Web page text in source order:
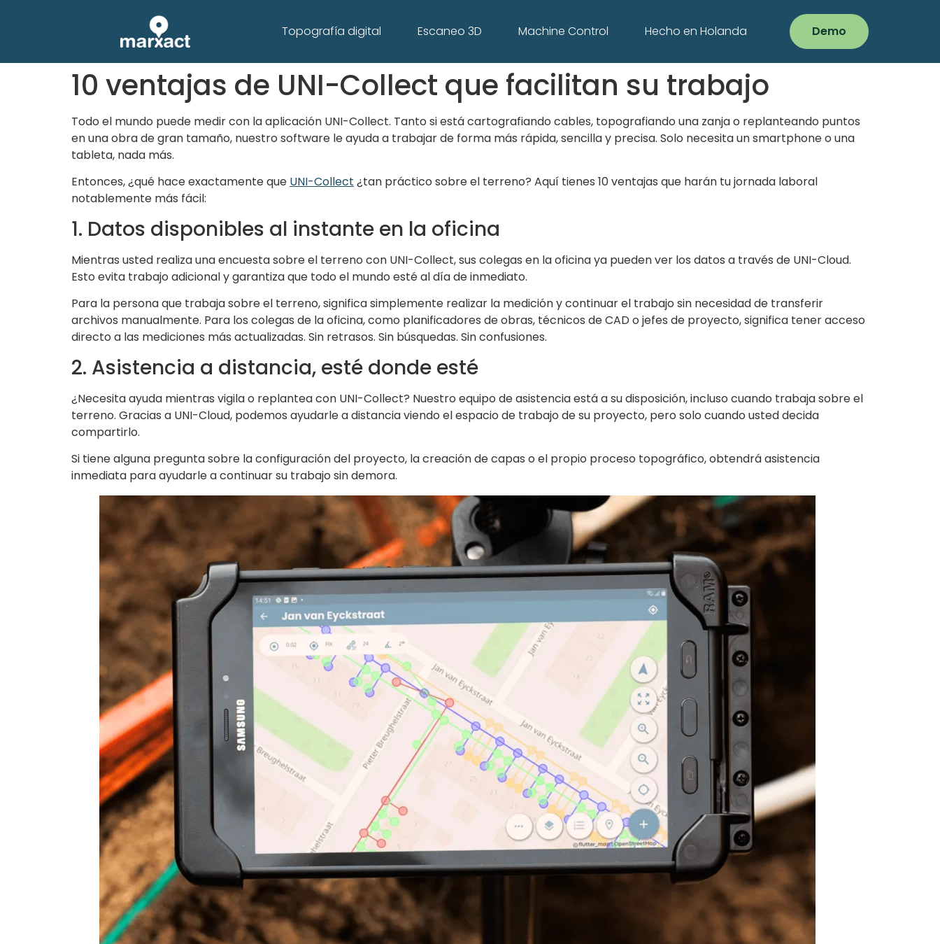
Topografía digital Escaneo 3D Machine Control Hecho en Holanda Demo
10 ventajas de UNI-Collect que facilitan su trabajo
Todo el mundo puede medir con la aplicación UNI-Collect. Tanto si está cartografiando cables, topografiando una zanja o replanteando puntos
en una obra de gran tamaño, nuestro software le ayuda a trabajar de forma más rápida, sencilla y precisa. Solo necesita un smartphone o una
tableta, nada más.
Entonces, ¿qué hace exactamente que UNI-Collect ¿tan práctico sobre el terreno? Aquí tienes 10 ventajas que harán tu jornada laboral
notablemente más fácil:
1. Datos disponibles al instante en la oficina
Mientras usted realiza una encuesta sobre el terreno con UNI-Collect, sus colegas en la oficina ya pueden ver los datos a través de UNI-Cloud.
Esto evita trabajo adicional y garantiza que todo el mundo esté al día de inmediato.
Para la persona que trabaja sobre el terreno, significa simplemente realizar la medición y continuar el trabajo sin necesidad de transferir
archivos manualmente. Para los colegas de la oficina, como planificadores de obras, técnicos de CAD o jefes de proyecto, significa tener acceso
directo a las mediciones más actualizadas. Sin retrasos. Sin búsquedas. Sin confusiones.
2. Asistencia a distancia, esté donde esté
¿Necesita ayuda mientras vigila o replantea con UNI-Collect? Nuestro equipo de asistencia está a su disposición, incluso cuando trabaja sobre el
terreno. Gracias a UNI-Cloud, podemos ayudarle a distancia viendo el espacio de trabajo de su proyecto, pero solo cuando usted decida
compartirlo.
Si tiene alguna pregunta sobre la configuración del proyecto, la creación de capas o el propio proceso topográfico, obtendrá asistencia
inmediata para ayudarle a continuar su trabajo sin demora.